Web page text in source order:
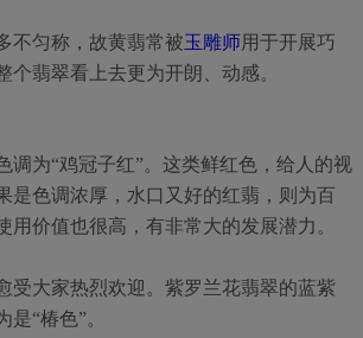
不匀称，故黄翡常被玉雕师用于开展巧
个翡翠看上去更为开朗、动感。
调为“鸡冠子红”。这类鲜红色，给人的视
是色调浓厚，水口又好的红翡，则为百
用价值也很高，有非常大的发展潜力。
受大家热烈欢迎。紫罗兰花翡翠的蓝紫
“椿色”。